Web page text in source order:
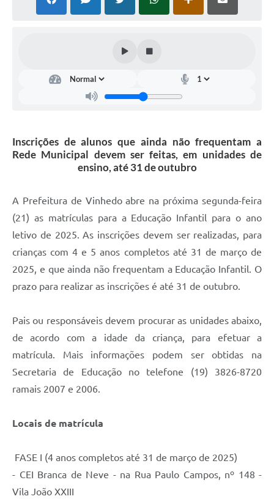
Defesa Civil
Listagem dos CEPs de Vinhedo
Acesso à Informação
Associação dos Servidores Públicos Municipais de
Audiências Públicas
Galeria de Vídeos
Contas Públicas
Legislação
Serviços Online
Inscrições de alunos que ainda não frequentam a
Rede Municipal devem ser feitas, em unidades de
ensino, até 31 de outubro
A Prefeitura de Vinhedo abre na próxima segunda-feira
(21) as matrículas para a Educação Infantil para o ano
letivo de 2025. As inscrições devem ser realizadas, para
crianças com 4 e 5 anos completos até 31 de março de
2025, e que ainda não frequentam a Educação Infantil. O
prazo para realizar as inscrições é até 31 de outubro.
Pais ou responsáveis devem procurar as unidades abaixo,
de acordo com a idade da criança, para efetuar a
matrícula. Mais informações podem ser obtidas na
Secretaria de Educação no telefone (19) 3826-8720
ramais 2007 e 2006.
Locais de matrícula
FASE I (4 anos completos até 31 de março de 2025)
- CEI Branca de Neve - na Rua Paulo Campos, nº 148 -
Vila João XXIII